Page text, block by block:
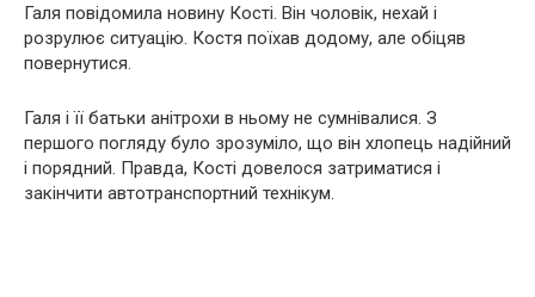
Галя повідомила новину Кості. Він чоловік, нехай і
розрулює ситуацію. Костя поїхав додому, але обіцяв
повернутися.
Галя і її батьки анітрохи в ньому не сумнівалися. З
першого погляду було зрозуміло, що він хлопець надійний
і порядний. Правда, Кості довелося затриматися і
закінчити автотранспортний технікум.